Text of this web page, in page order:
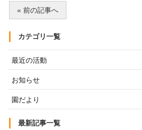
« 前の記事へ
カテゴリ一覧
最近の活動
お知らせ
園だより
最新記事一覧